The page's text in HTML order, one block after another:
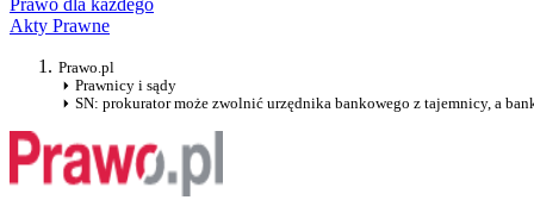
Prawo dla każdego
Akty Prawne
Prawo.pl
Prawnicy i sądy
SN: prokurator może zwolnić urzędnika bankowego z tajemnicy, a